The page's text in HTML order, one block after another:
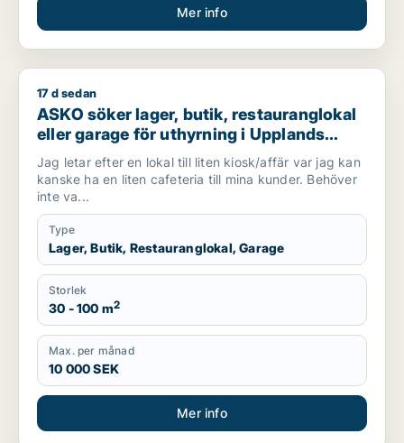
Mer info
ASKO söker lager, butik, restauranglokal eller garage för
17 d sedan
ASKO söker lager, butik, restauranglokal
eller garage för uthyrning i Upplands
Väsby, Vallentuna eller Järfälla m.fl.
Jag letar efter en lokal till liten kiosk/affär var jag kan
kanske ha en liten cafeteria till mina kunder. Behöver
inte va...
Type
Lager, Butik, Restauranglokal, Garage
Storlek
30 - 100 m2
Max. per månad
10 000 SEK
Mer info